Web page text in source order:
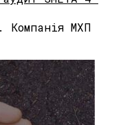
Компанія МХП